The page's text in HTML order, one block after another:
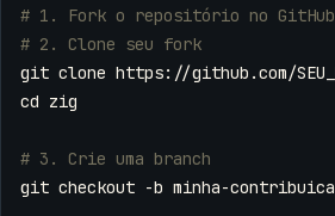
# 1. Fork o repositório no GitHub
# 2. Clone seu fork
cd
# 3. Crie uma branch